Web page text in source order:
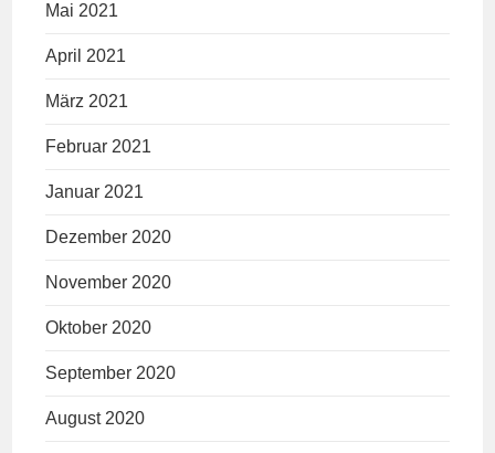
Mai 2021
April 2021
März 2021
Februar 2021
Januar 2021
Dezember 2020
November 2020
Oktober 2020
September 2020
August 2020